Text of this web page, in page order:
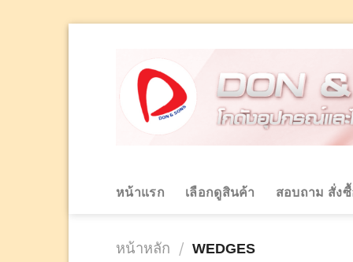
หน้าแรก เลือกดูสินค้า สอบถาม สั่งซื้
หน้าหลัก / WEDGES